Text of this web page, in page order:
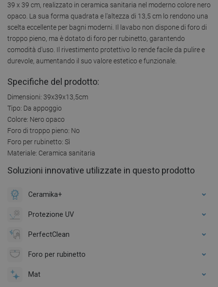
39 x 39 cm, realizzato in ceramica sanitaria nel moderno colore nero
opaco. La sua forma quadrata e l'altezza di 13,5 cm lo rendono una
scelta eccellente per bagni moderni. Il lavabo non dispone di foro di
troppo pieno, ma è dotato di foro per rubinetto, garantendo
comodità d'uso. Il rivestimento protettivo lo rende facile da pulire e
durevole, aumentando il suo valore estetico e funzionale.
Specifiche del prodotto:
Dimensioni: 39x39x13,5cm
Tipo: Da appoggio
Colore: Nero opaco
Foro di troppo pieno: No
Foro per rubinetto: Sì
Materiale: Ceramica sanitaria
Soluzioni innovative utilizzate in questo prodotto
Ceramika+
Protezione UV
PerfectClean
Foro per rubinetto
Mat